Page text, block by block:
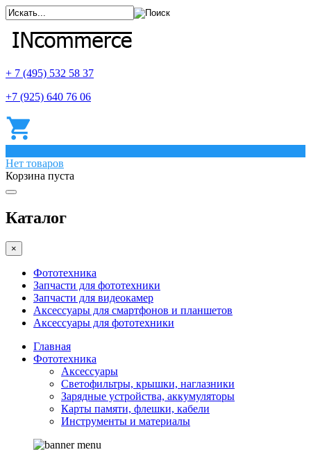
+ 7 (495) 532 58 37
+7 (925) 640 76 06
Нет товаров
Корзина пуста
Каталог
×
Фототехника
Запчасти для фототехники
Запчасти для видеокамер
Аксессуары для смартфонов и планшетов
Аксессуары для фототехники
Главная
Фототехника
Аксессуары
Светофильтры, крышки, наглазники
Зарядные устройства, аккумуляторы
Карты памяти, флешки, кабели
Инструменты и материалы